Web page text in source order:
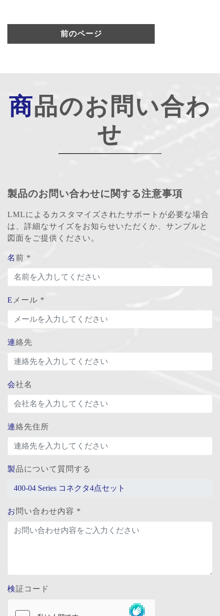
前のページ
商品のお問い合わ
せ
製品のお問い合わせに関する注意事項
LMLによるカスタマイズされたサポートが必要な場合
は、詳細なサイズをお知らせいただくか、サンプルと
図面をご提供ください。
名前 *
Eメール *
連絡先
会社名
連絡先住所
製品について質問する
お問い合わせ内容 *
検証コード